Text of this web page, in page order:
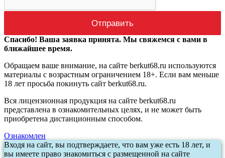
Спасибо! Ваша заявка принята. Мы свяжемся с вами в
ближайшее время.
Обращаем ваше внимание, на сайте berkut68.ru используются
материалы с возрастным ограничением 18+. Если вам меньше
18 лет просьба покинуть сайт berkut68.ru.
Вся лицензионная продукция на сайте berkut68.ru
представлена в ознакомительных целях, и не может быть
приобретена дистанционным способом.
Ознакомлен
Входя на сайт, вы подтверждаете, что вам уже есть 18 лет, и
вы имеете право знакомиться с размещенной на сайте